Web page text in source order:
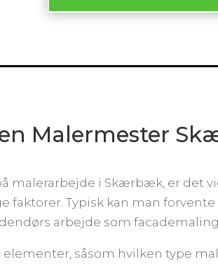
Malermester
malerarbejde i Skærbæk, er det
faktorer. Typisk kan man
arbejde som
elementer, såsom hvilken type